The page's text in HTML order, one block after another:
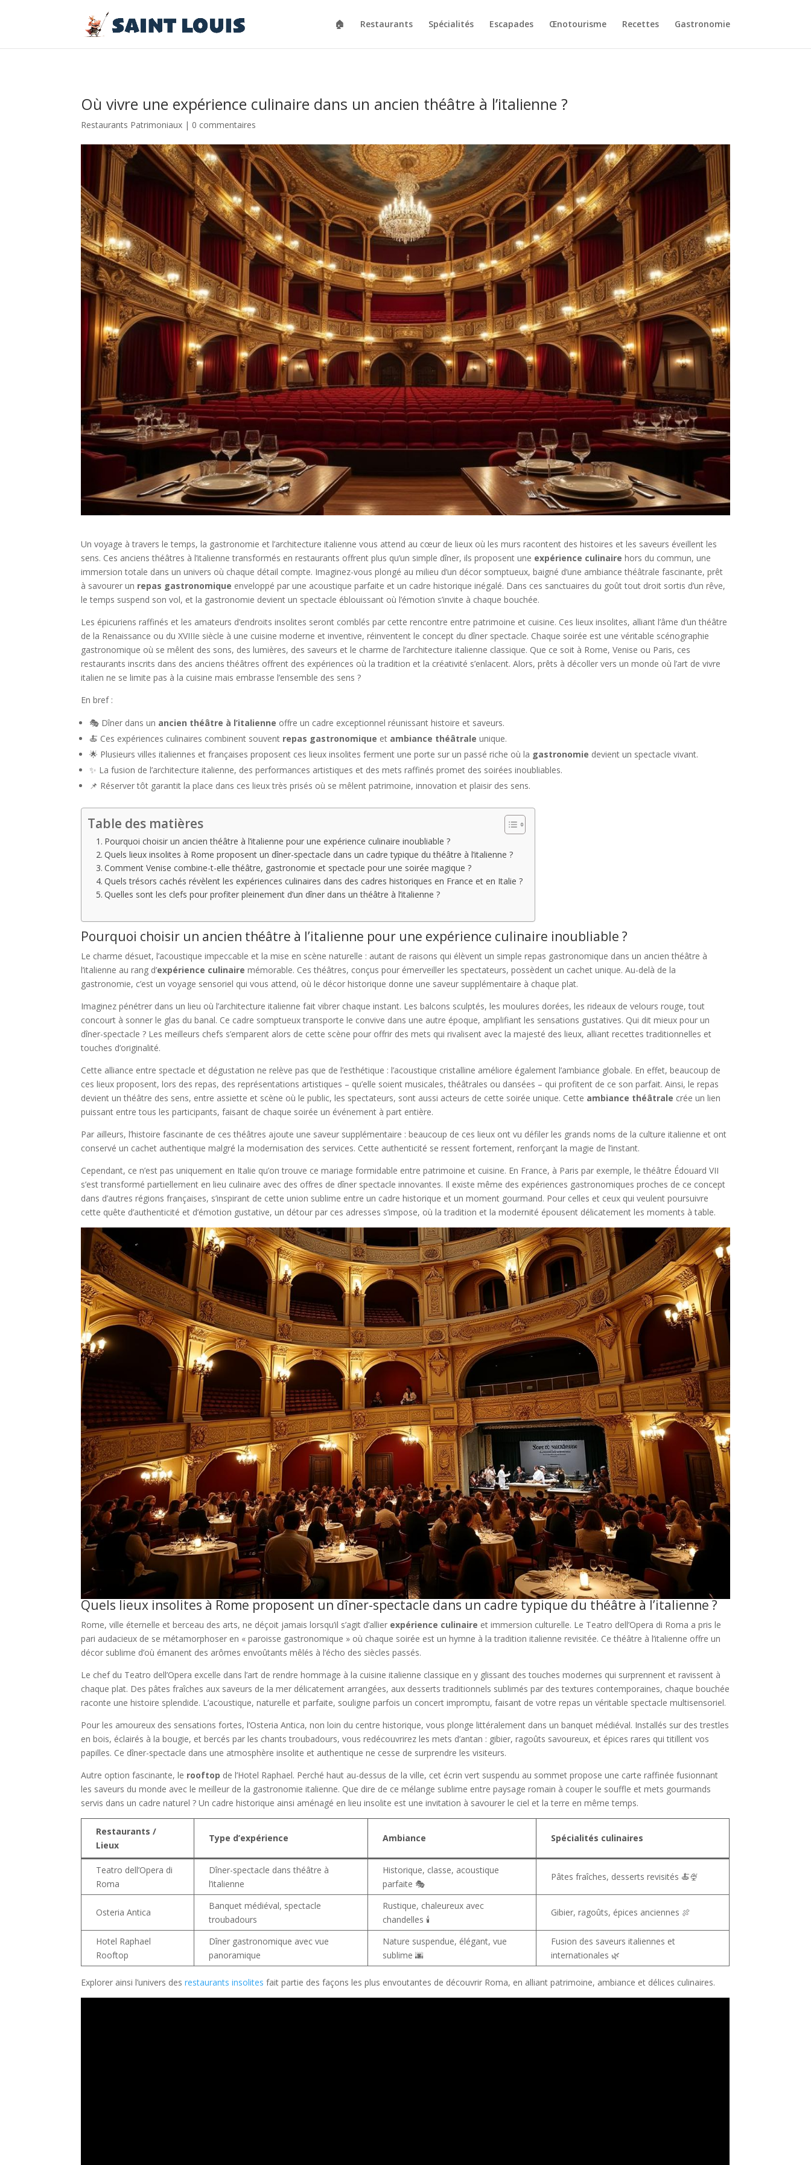
🏠 Restaurants Spécialités Escapades Œnotourisme Recettes Gastronomie
Où vivre une expérience culinaire dans un ancien théâtre à l’italienne ?
Restaurants Patrimoniaux | 0 commentaires
Un voyage à travers le temps, la gastronomie et l’architecture italienne vous attend au cœur de lieux où les murs racontent des histoires et les saveurs éveillent les
sens. Ces anciens théâtres à l’italienne transformés en restaurants offrent plus qu’un simple dîner, ils proposent une expérience culinaire hors du commun, une
immersion totale dans un univers où chaque détail compte. Imaginez-vous plongé au milieu d’un décor somptueux, baigné d’une ambiance théâtrale fascinante, prêt
à savourer un repas gastronomique enveloppé par une acoustique parfaite et un cadre historique inégalé. Dans ces sanctuaires du goût tout droit sortis d’un rêve,
le temps suspend son vol, et la gastronomie devient un spectacle éblouissant où l’émotion s’invite à chaque bouchée.
Les épicuriens raffinés et les amateurs d’endroits insolites seront comblés par cette rencontre entre patrimoine et cuisine. Ces lieux insolites, alliant l’âme d’un théâtre
de la Renaissance ou du XVIIIe siècle à une cuisine moderne et inventive, réinventent le concept du dîner spectacle. Chaque soirée est une véritable scénographie
gastronomique où se mêlent des sons, des lumières, des saveurs et le charme de l’architecture italienne classique. Que ce soit à Rome, Venise ou Paris, ces
restaurants inscrits dans des anciens théâtres offrent des expériences où la tradition et la créativité s’enlacent. Alors, prêts à décoller vers un monde où l’art de vivre
italien ne se limite pas à la cuisine mais embrasse l’ensemble des sens ?
En bref :
🎭 Dîner dans un ancien théâtre à l’italienne offre un cadre exceptionnel réunissant histoire et saveurs.
🍝 Ces expériences culinaires combinent souvent repas gastronomique et ambiance théâtrale unique.
🌟 Plusieurs villes italiennes et françaises proposent ces lieux insolites ferment une porte sur un passé riche où la gastronomie devient un spectacle vivant.
✨ La fusion de l’architecture italienne, des performances artistiques et des mets raffinés promet des soirées inoubliables.
📌 Réserver tôt garantit la place dans ces lieux très prisés où se mêlent patrimoine, innovation et plaisir des sens.
Table des matières
Pourquoi choisir un ancien théâtre à l’italienne pour une expérience culinaire inoubliable ?
Quels lieux insolites à Rome proposent un dîner-spectacle dans un cadre typique du théâtre à l’italienne ?
Comment Venise combine-t-elle théâtre, gastronomie et spectacle pour une soirée magique ?
Quels trésors cachés révèlent les expériences culinaires dans des cadres historiques en France et en Italie ?
Quelles sont les clefs pour profiter pleinement d’un dîner dans un théâtre à l’italienne ?
Pourquoi choisir un ancien théâtre à l’italienne pour une expérience culinaire inoubliable ?
Le charme désuet, l’acoustique impeccable et la mise en scène naturelle : autant de raisons qui élèvent un simple repas gastronomique dans un ancien théâtre à
l’italienne au rang d’expérience culinaire mémorable. Ces théâtres, conçus pour émerveiller les spectateurs, possèdent un cachet unique. Au-delà de la
gastronomie, c’est un voyage sensoriel qui vous attend, où le décor historique donne une saveur supplémentaire à chaque plat.
Imaginez pénétrer dans un lieu où l’architecture italienne fait vibrer chaque instant. Les balcons sculptés, les moulures dorées, les rideaux de velours rouge, tout
concourt à sonner le glas du banal. Ce cadre somptueux transporte le convive dans une autre époque, amplifiant les sensations gustatives. Qui dit mieux pour un
dîner-spectacle ? Les meilleurs chefs s’emparent alors de cette scène pour offrir des mets qui rivalisent avec la majesté des lieux, alliant recettes traditionnelles et
touches d’originalité.
Cette alliance entre spectacle et dégustation ne relève pas que de l’esthétique : l’acoustique cristalline améliore également l’ambiance globale. En effet, beaucoup de
ces lieux proposent, lors des repas, des représentations artistiques – qu’elle soient musicales, théâtrales ou dansées – qui profitent de ce son parfait. Ainsi, le repas
devient un théâtre des sens, entre assiette et scène où le public, les spectateurs, sont aussi acteurs de cette soirée unique. Cette ambiance théâtrale crée un lien
puissant entre tous les participants, faisant de chaque soirée un événement à part entière.
Par ailleurs, l’histoire fascinante de ces théâtres ajoute une saveur supplémentaire : beaucoup de ces lieux ont vu défiler les grands noms de la culture italienne et ont
conservé un cachet authentique malgré la modernisation des services. Cette authenticité se ressent fortement, renforçant la magie de l’instant.
Cependant, ce n’est pas uniquement en Italie qu’on trouve ce mariage formidable entre patrimoine et cuisine. En France, à Paris par exemple, le théâtre Édouard VII
s’est transformé partiellement en lieu culinaire avec des offres de dîner spectacle innovantes. Il existe même des expériences gastronomiques proches de ce concept
dans d’autres régions françaises, s’inspirant de cette union sublime entre un cadre historique et un moment gourmand. Pour celles et ceux qui veulent poursuivre
cette quête d’authenticité et d’émotion gustative, un détour par ces adresses s’impose, où la tradition et la modernité épousent délicatement les moments à table.
Quels lieux insolites à Rome proposent un dîner-spectacle dans un cadre typique du théâtre à l’italienne ?
Rome, ville éternelle et berceau des arts, ne déçoit jamais lorsqu’il s’agit d’allier expérience culinaire et immersion culturelle. Le Teatro dell’Opera di Roma a pris le
pari audacieux de se métamorphoser en « paroisse gastronomique » où chaque soirée est un hymne à la tradition italienne revisitée. Ce théâtre à l’italienne offre un
décor sublime d’où émanent des arômes envoûtants mêlés à l’écho des siècles passés.
Le chef du Teatro dell’Opera excelle dans l’art de rendre hommage à la cuisine italienne classique en y glissant des touches modernes qui surprennent et ravissent à
chaque plat. Des pâtes fraîches aux saveurs de la mer délicatement arrangées, aux desserts traditionnels sublimés par des textures contemporaines, chaque bouchée
raconte une histoire splendide. L’acoustique, naturelle et parfaite, souligne parfois un concert impromptu, faisant de votre repas un véritable spectacle multisensoriel.
Pour les amoureux des sensations fortes, l’Osteria Antica, non loin du centre historique, vous plonge littéralement dans un banquet médiéval. Installés sur des trestles
en bois, éclairés à la bougie, et bercés par les chants troubadours, vous redécouvrirez les mets d’antan : gibier, ragoûts savoureux, et épices rares qui titillent vos
papilles. Ce dîner-spectacle dans une atmosphère insolite et authentique ne cesse de surprendre les visiteurs.
Autre option fascinante, le rooftop de l’Hotel Raphael. Perché haut au-dessus de la ville, cet écrin vert suspendu au sommet propose une carte raffinée fusionnant
les saveurs du monde avec le meilleur de la gastronomie italienne. Que dire de ce mélange sublime entre paysage romain à couper le souffle et mets gourmands
servis dans un cadre naturel ? Un cadre historique ainsi aménagé en lieu insolite est une invitation à savourer le ciel et la terre en même temps.
Restaurants /
Lieux
Type d’expérience Ambiance Spécialités culinaires
Teatro dell’Opera di
Roma
Dîner-spectacle dans théâtre à
l’italienne
Historique, classe, acoustique
parfaite 🎭
Pâtes fraîches, desserts revisités 🍝🍨
Osteria Antica
Banquet médiéval, spectacle
troubadours
Rustique, chaleureux avec
chandelles 🕯️
Gibier, ragoûts, épices anciennes 🍖
Hotel Raphael
Rooftop
Dîner gastronomique avec vue
panoramique
Nature suspendue, élégant, vue
sublime 🌆
Fusion des saveurs italiennes et
internationales 🌿
Explorer ainsi l’univers desrestaurants insolites fait partie des façons les plus envoutantes de découvrir Roma, en alliant patrimoine, ambiance et délices culinaires.